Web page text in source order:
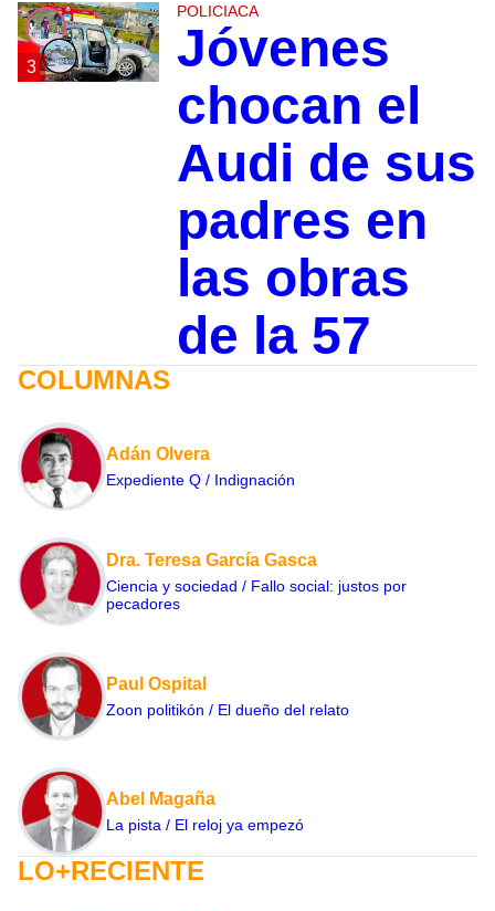
3
POLICIACA
Jóvenes
chocan el
Audi de sus
padres en
las obras
de la 57
COLUMNAS
Adán Olvera
Expediente Q / Indignación
Dra. Teresa García Gasca
Ciencia y sociedad / Fallo social: justos por
pecadores
Paul Ospital
Zoon politikón / El dueño del relato
Abel Magaña
La pista / El reloj ya empezó
LO+RECIENTE